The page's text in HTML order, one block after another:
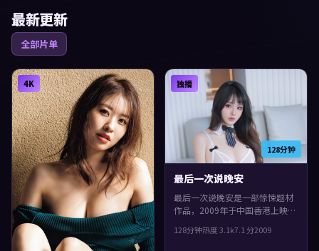
最新更新
全部片单
4K
128分钟
独播
最后一次说晚安
最后一次说晚安是一部惊悚题材
作品，2009年于中国香港上映。
梅、小松菜奈、肖战等主演。节
128分钟热度3.1k7.1分2009